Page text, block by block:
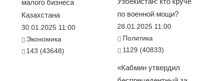
малого бизнеса
Казахстана
30.01.2025 11:00
Экономика
143 (43648)
по военной мощи?
28.01.2025 11:00
Политика
1129 (40833)
«Кабмин утвердил